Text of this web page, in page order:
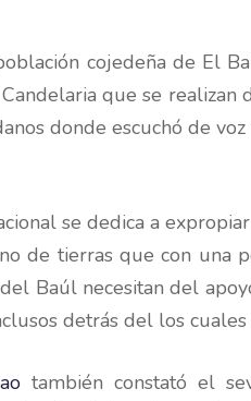
cojedeña de El
que se
donde escuchó de
se dedica a
de tierras que con una
Baúl necesitan del
detrás del los
también constató el